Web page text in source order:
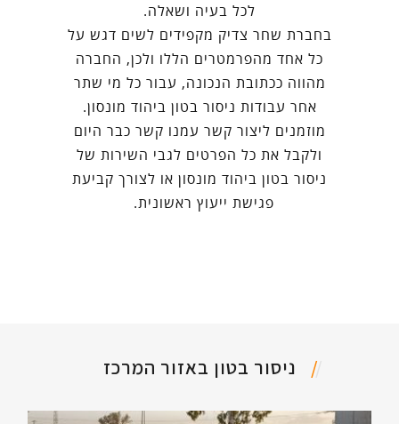
לכל בעיה ושאלה.
בחברת שחר צדיק מקפידים לשים דגש על
כל אחד מהפרמטרים הללו ולכן, החברה
מהווה ככתובת הנכונה, עבור כל מי שתר
אחר עבודות ניסור בטון ביהוד מונסון.
מוזמנים ליצור קשר עמנו קשר כבר היום
ולקבל את כל הפרטים לגבי השירות של
ניסור בטון ביהוד מונסון או לצורך קביעת
פגישת ייעוץ ראשונית.
ניסור בטון באזור המרכז